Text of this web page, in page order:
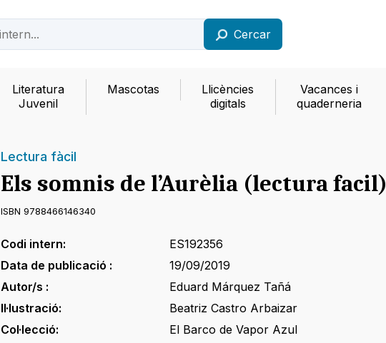
Cercar
Literatura
Juvenil
Mascotas
Llicències
digitals
Vacances i
quaderneria
Lectura fàcil
Els somnis de l’Aurèlia (lectura facil)
ISBN 9788466146340
Codi intern:
ES192356
Data de publicació :
19/09/2019
Autor/s :
Eduard Márquez Tañá
Il·lustració:
Beatriz Castro Arbaizar
Col·lecció:
El Barco de Vapor Azul